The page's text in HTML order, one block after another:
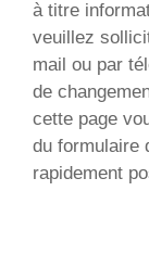
à titre
veuillez
mail ou par
de
cette page
du formulaire
rapidement